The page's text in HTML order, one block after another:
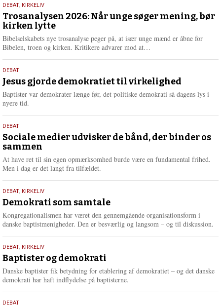
e
2.
juni
2026
DEBAT, KIRKELIV
Trosanalysen 2026: Når unge søger mening, bør
kirken lytte
Bibelselskabets nye trosanalyse peger på, at især unge mænd er åbne for
Bibelen, troen og kirken. Kritikere advarer mod at…
e
r
18.
maj
2026
DEBAT
Jesus gjorde demokratiet til virkelighed
Baptister var demokrater længe før, det politiske demokrati så dagens lys i
nyere tid.
18.
maj
2026
DEBAT
Sociale medier udvisker de bånd, der binder os
sammen
At have ret til sin egen opmærksomhed burde være en fundamental frihed.
Men i dag er det langt fra tilfældet.
18.
maj
2026
DEBAT, KIRKELIV
Demokrati som samtale
Kongregationalismen har været den gennemgående organisationsform i
danske baptistmenigheder. Den er besværlig og langsom – og til diskussion.
18.
maj
2026
DEBAT, KIRKELIV
Baptister og demokrati
Danske baptister fik betydning for etablering af demokratiet – og det danske
demokrati har haft indflydelse på baptisterne.
18.
DEBAT